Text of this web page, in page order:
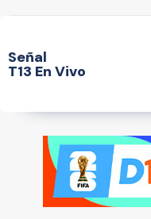
Señal
T13 En Vivo